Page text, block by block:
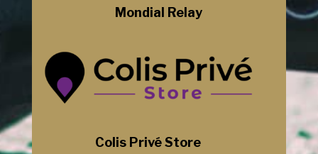
Mondial Relay
Colis Privé Store